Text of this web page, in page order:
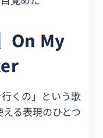
On My
くの」という歌
る表現のひとつ